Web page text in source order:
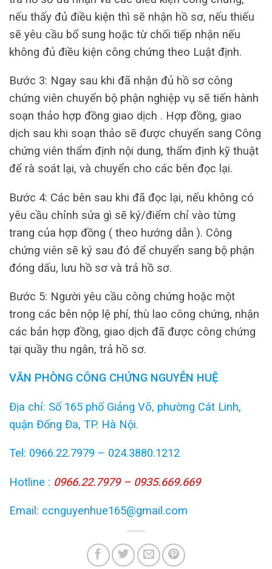
nếu thấy đủ điều kiện thì sẽ nhận hồ sơ, nếu thiếu
sẽ yêu cầu bổ sung hoặc từ chối tiếp nhận nếu
không đủ điều kiện công chứng theo Luật định.
Bước 3: Ngay sau khi đã nhận đủ hồ sơ công
chứng viên chuyển bộ phận nghiệp vụ sẽ tiến hành
soạn thảo hợp đồng giao dịch . Hợp đồng, giao
dịch sau khi soạn thảo sẽ được chuyển sang Công
chứng viên thẩm định nội dung, thẩm định kỹ thuật
để rà soát lại, và chuyển cho các bên đọc lại.
Bước 4: Các bên sau khi đã đọc lại, nếu không có
yêu cầu chỉnh sửa gì sẽ ký/điểm chỉ vào từng
trang của hợp đồng ( theo hướng dẫn ). Công
chứng viên sẽ ký sau đó để chuyển sang bộ phận
đóng dấu, lưu hồ sơ và trả hồ sơ.
Bước 5: Người yêu cầu công chứng hoặc một
trong các bên nộp lệ phí, thù lao công chứng, nhận
các bản hợp đồng, giao dịch đã được công chứng
tại quầy thu ngân, trả hồ sơ.
VĂN PHÒNG CÔNG CHỨNG NGUYỄN HUỆ
Địa chỉ: Số 165 phố Giảng Võ, phường Cát Linh,
quận Đống Đa, TP. Hà Nội.
Tel: 0966.22.7979 – 024.3880.1212
Hotline : 0966.22.7979 – 0935.669.669
Email: ccnguyenhue165@gmail.com